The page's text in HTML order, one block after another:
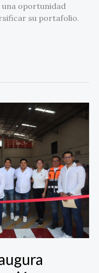
oportunidad
su portafolio.